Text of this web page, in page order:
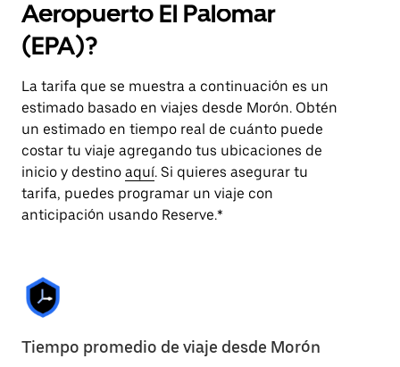
Aeropuerto El Palomar
(EPA)?
La tarifa que se muestra a continuación es un
estimado basado en viajes desde Morón. Obtén
un estimado en tiempo real de cuánto puede
costar tu viaje agregando tus ubicaciones de
inicio y destino aquí. Si quieres asegurar tu
tarifa, puedes programar un viaje con
anticipación usando Reserve.*
Tiempo promedio de viaje desde Morón